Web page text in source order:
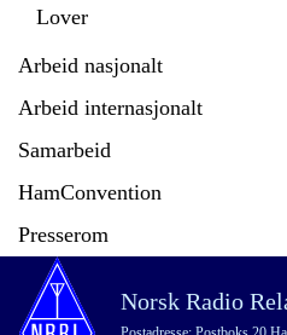
Lover
Arbeid nasjonalt
Arbeid internasjonalt
Samarbeid
HamConvention
Presserom
Norsk Radio